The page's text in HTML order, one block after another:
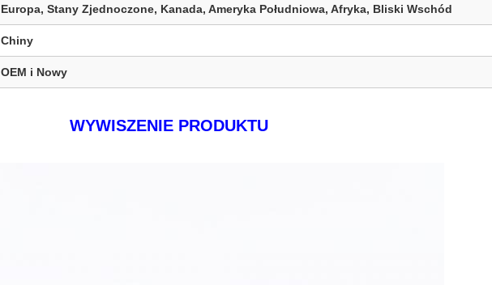
Europa, Stany Zjednoczone, Kanada, Ameryka Południowa, Afryka, Bliski Wschód
Chiny
OEM i Nowy
WYWISZENIE PRODUKTU